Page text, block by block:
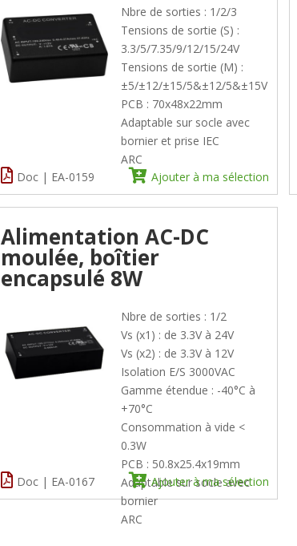
Nbre de sorties : 1/2/3
Tensions de sortie (S) :
3.3/5/7.35/9/12/15/24V
Tensions de sortie (M) :
±5/±12/±15/5&±12/5&±15V
PCB : 70x48x22mm
Adaptable sur socle avec
bornier et prise IEC
ARC
Ajouter à ma sélection
Doc | EA-0159
Alimentation AC-DC
moulée, boîtier
encapsulé 8W
Nbre de sorties : 1/2
Vs (x1) : de 3.3V à 24V
Vs (x2) : de 3.3V à 12V
Isolation E/S 3000VAC
Gamme étendue : -40°C à
+70°C
Consommation à vide <
0.3W
PCB : 50.8x25.4x19mm
Adaptable sur socle avec
bornier
ARC
Ajouter à ma sélection
Doc | EA-0167